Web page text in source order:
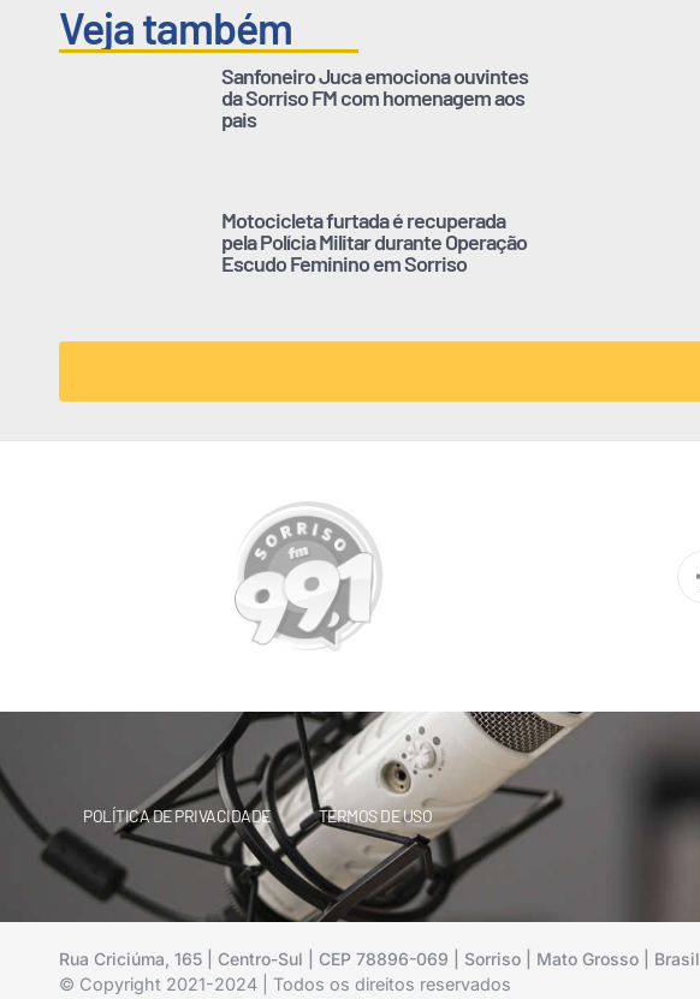
Veja também
Sanfoneiro Juca emociona ouvintes
da Sorriso FM com homenagem aos
pais
Motocicleta furtada é recuperada
pela Polícia Militar durante Operação
Escudo Feminino em Sorriso
POLÍTICA DE PRIVACIDADE TERMOS DE USO
Rua Criciúma, 165 | Centro-Sul | CEP 78896-069 | Sorriso | Mato Grosso | Brasil
© Copyright 2021-2024 | Todos os direitos reservados